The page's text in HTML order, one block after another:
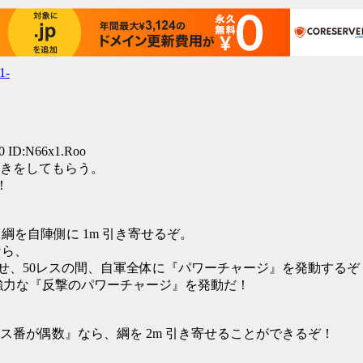
ID:N66x1.Roo
をしてもらう。
を自陣側に 1m 引き寄せるぞ。
、
、50レスの間、自軍全体に『パワーチャージ』を発動するぞ
な『反撃のパワーチャージ』を発動だ！
が偶数』なら、綱を 2m 引き寄せることができるぞ！